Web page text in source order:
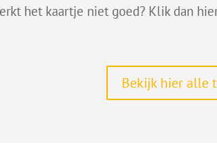
het kaartje niet goed? Klik dan
Bekijk hier alle